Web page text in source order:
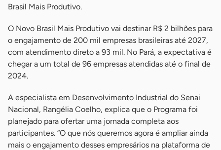
Brasil Mais Produtivo.
O Novo Brasil Mais Produtivo vai destinar R$ 2 bilhões para
o engajamento de 200 mil empresas brasileiras até 2027,
com atendimento direto a 93 mil. No Pará, a expectativa é
chegar a um total de 96 empresas atendidas até o final de
2024.
A especialista em Desenvolvimento Industrial do Senai
Nacional, Rangélia Coelho, explica que o Programa foi
planejado para ofertar uma jornada completa aos
participantes. “O que nós queremos agora é ampliar ainda
mais o engajamento desses empresários na plataforma de